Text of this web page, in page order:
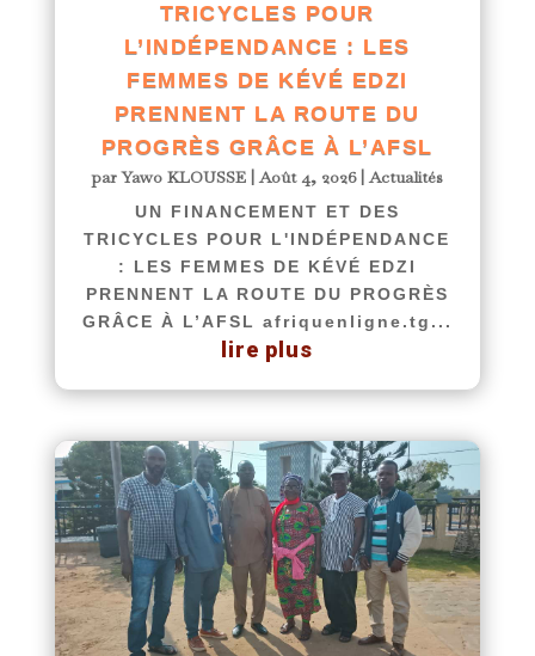
TRICYCLES POUR
L’INDÉPENDANCE : LES
FEMMES DE KÉVÉ EDZI
PRENNENT LA ROUTE DU
PROGRÈS GRÂCE À L’AFSL
parYawo KLOUSSE |Août 4, 2026|Actualités
UN FINANCEMENT ET DES
TRICYCLES POUR L'INDÉPENDANCE
: LES FEMMES DE KÉVÉ EDZI
PRENNENT LA ROUTE DU PROGRÈS
GRÂCE À L’AFSL afriquenligne.tg...
lire plus